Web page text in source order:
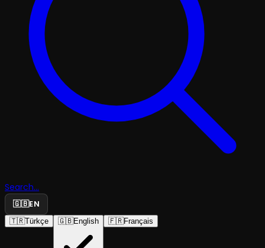
Search...
🇬🇧EN
🇹🇷Türkçe 🇬🇧English 🇫🇷Français